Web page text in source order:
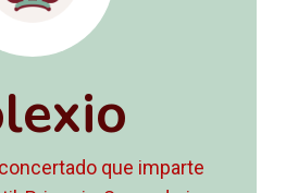
que imparte